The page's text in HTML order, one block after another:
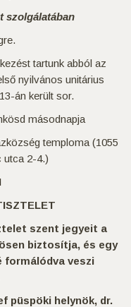
szolgálatában
tartunk abból az
nyilvános unitárius
án került sor.
másodnapja
temploma (1055
utca 2-4.)
szent jegyeit a
biztosítja, és egy
formálódva veszi
püspöki helynök, dr.